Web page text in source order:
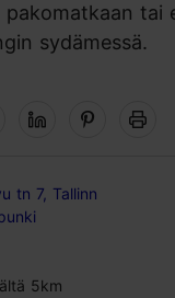
pakomatkaan tai
sydämessä.
tn 7, Tallinn
5km